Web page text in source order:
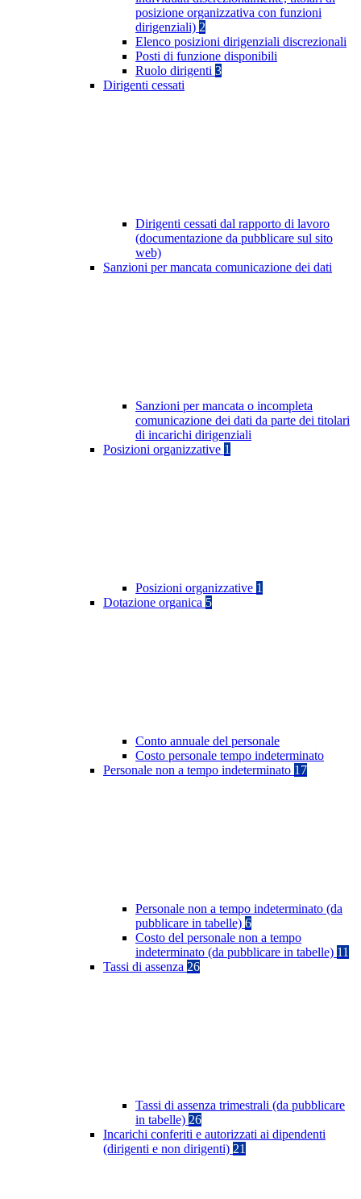
posizione organizzativa con funzioni
dirigenziali) 2
Elenco posizioni dirigenziali discrezionali
Posti di funzione disponibili
Ruolo dirigenti 3
Dirigenti cessati
Dirigenti cessati dal rapporto di lavoro
(documentazione da pubblicare sul sito
web)
Sanzioni per mancata comunicazione dei dati
Sanzioni per mancata o incompleta
comunicazione dei dati da parte dei titolari
di incarichi dirigenziali
Posizioni organizzative 1
Posizioni organizzative 1
Dotazione organica 5
Conto annuale del personale
Costo personale tempo indeterminato
Personale non a tempo indeterminato 17
Personale non a tempo indeterminato (da
pubblicare in tabelle) 6
Costo del personale non a tempo
indeterminato (da pubblicare in tabelle) 11
Tassi di assenza 26
Tassi di assenza trimestrali (da pubblicare
in tabelle) 26
Incarichi conferiti e autorizzati ai dipendenti
(dirigenti e non dirigenti) 21